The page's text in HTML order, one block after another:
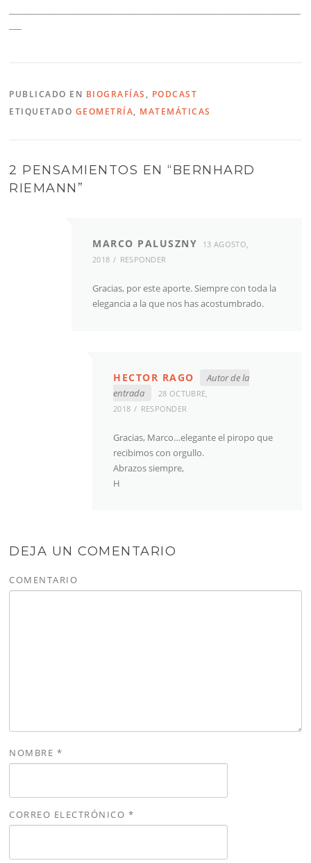
PUBLICADO EN BIOGRAFÍAS, PODCAST
ETIQUETADO GEOMETRÍA, MATEMÁTICAS
2 PENSAMIENTOS EN “BERNHARD
RIEMANN ”
MARCO PALUSZNY
13 AGOSTO,
2018
RESPONDER
Gracias, por este aporte. Siempre con toda la
elegancia a la que nos has acostumbrado.
HECTOR RAGO
Autor de la
entrada
28 OCTUBRE,
2018
RESPONDER
Gracias, Marco…elegante el piropo que
recibimos con orgullo.
Abrazos siempre,
H
DEJA UN COMENTARIO
COMENTARIO
NOMBRE *
CORREO ELECTRÓNICO *